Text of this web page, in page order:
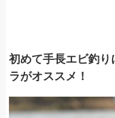
初めて手長エビ釣
ラがオススメ！